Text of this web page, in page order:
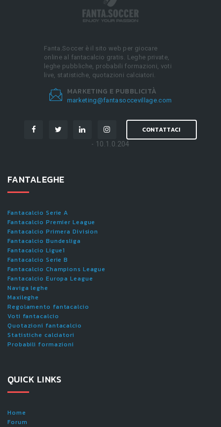
Fanta.Soccer è il sito web per giocare
online al fantacalcio gratis. Leghe private,
leghe pubbliche, probabili formazioni, voti
live, statistiche, quotazioni calciatori.
MARKETING E PUBBLICITÀ
marketing@fantasoccevillage.com
CONTATTACI
- 10.1.0.204
FANTALEGHE
Fantacalcio Serie A
Fantacalcio Premier League
Fantacalcio Primera Division
Fantacalcio Bundesliga
Fantacalcio Ligue1
Fantacalcio Serie B
Fantacalcio Champions League
Fantacalcio Europa League
Naviga leghe
Maxileghe
Regolamento fantacalcio
Voti fantacalcio
Quotazioni fantacalcio
Statistiche calciatori
Probabili formazioni
QUICK LINKS
Home
Forum